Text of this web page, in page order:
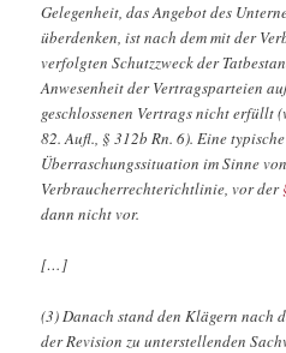
Gelegenheit, das Angebot des
überdenken, ist nach dem mit der
verfolgten Schutzzweck der
Anwesenheit der Vertragsparteien
geschlossenen Vertrags nicht erfüllt
82. Aufl., § 312b Rn. 6). Eine
Überraschungssituation im Sinne
Verbraucherrechterichtlinie, vor der
dann nicht vor.
[…]
(3) Danach stand den Klägern nach
der Revision zu unterstellenden